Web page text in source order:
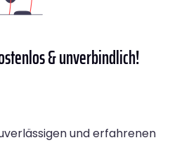
& unverbindlich!
und erfahrenen